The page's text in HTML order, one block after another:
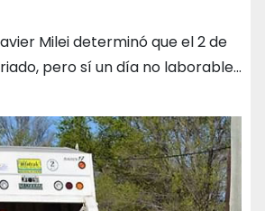
Milei determinó que el 2 de
pero sí un día no laborable…